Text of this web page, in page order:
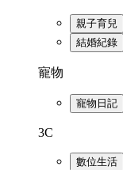
親子育兒
結婚紀錄
寵物
寵物日記
3C
數位生活